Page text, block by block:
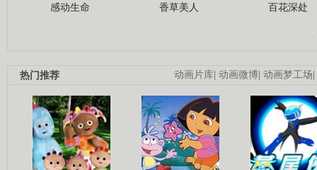
感动生命 香草美人 百花深处
动画片库| 动画微博| 动画梦工场|
热门推荐